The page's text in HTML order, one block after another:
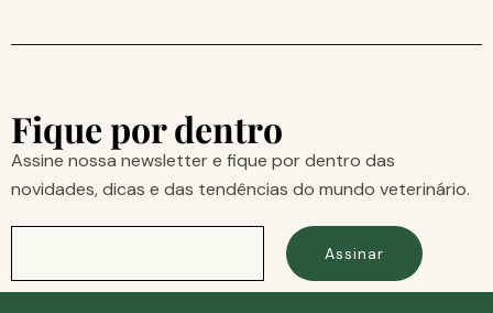
Fique por dentro
Assine nossa newsletter e fique por dentro das
novidades, dicas e das tendências do mundo veterinário.
Assinar